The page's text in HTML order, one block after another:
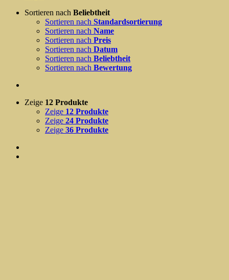
Sortieren nach Beliebtheit
Sortieren nach Standardsortierung
Sortieren nach Name
Sortieren nach Preis
Sortieren nach Datum
Sortieren nach Beliebtheit
Sortieren nach Bewertung
Zeige 12 Produkte
Zeige 12 Produkte
Zeige 24 Produkte
Zeige 36 Produkte